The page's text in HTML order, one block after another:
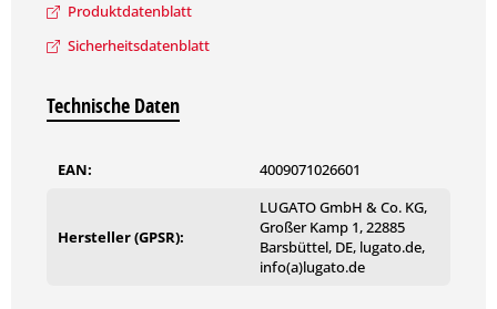
sauber, trocken.Vorbereitung alte Tapeten, Tapetenkleister,
Kalk- und Leimfarben entfernen. Gipsbaustoffe und
GLATTE SACHE ausgleichen.
Deckenkassetten kleben: STYROPORKLEBER mit Fellrolle oder
Zahnspachtel auf den Untergrund auftragen.
Deckenkassette ansetzen und andrücken.
Produktdatenblatt
Sicherheitsdatenblatt
Technische Daten
EAN: 4009071026601
Hersteller (GPSR):
LUGATO GmbH & Co. KG,
Großer Kamp 1, 22885
Barsbüttel, DE, lugato.de,
info(a)lugato.de